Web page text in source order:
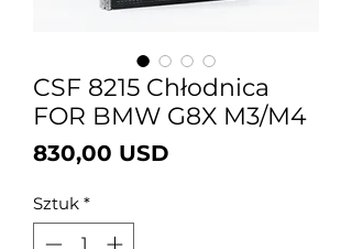
CSF 8215 Chłodnica
FOR BMW G8X M3/M4
830,00 USD
Sztuk *